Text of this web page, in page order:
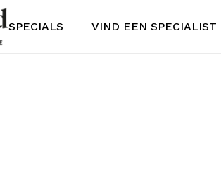
SPECIALS VIND EEN SPECIALIST